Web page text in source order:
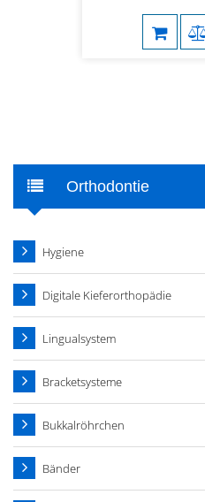
Orthodontie
Hygiene
Digitale Kieferorthopädie
Lingualsystem
Bracketsysteme
Bukkalröhrchen
Bänder